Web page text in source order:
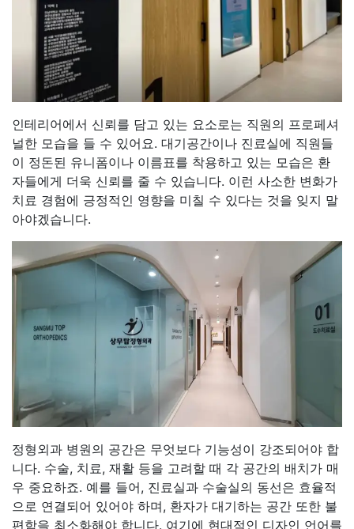
인테리어에서 신뢰를 담고 있는 요소로는 직원의 프로페셔
널한 모습을 들 수 있어요. 대기공간이나 진료실에 직원들
이 정돈된 유니폼이나 이름표를 착용하고 있는 모습은 환
자들에게 더욱 신뢰를 줄 수 있습니다. 이런 사소한 변화가
치료 경험에 긍정적인 영향을 미칠 수 있다는 것을 잊지 말
아야겠습니다.
정형외과 병원의 공간은 무엇보다 기능성이 강조되어야 합
니다. 수술, 치료, 재활 등을 고려할 때 각 공간의 배치가 매
우 중요하죠. 예를 들어, 진료실과 수술실의 동선은 효율적
으로 연결되어 있어야 하며, 환자가 대기하는 공간 또한 불
편함을 최소화해야 합니다. 여기에 현대적인 디자인 언어를